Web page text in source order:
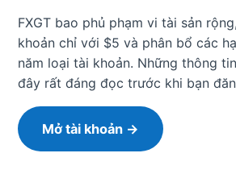
FXGT bao phủ phạm vi tài sản
khoản chỉ với $5 và phân bổ các
năm loại tài khoản. Những thông
đây rất đáng đọc trước khi bạn
Mở tài khoản →